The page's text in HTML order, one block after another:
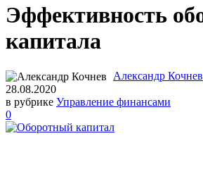
Эффективность
капитала
Александр Кочнев
28.08.2020
в рубрике Управление финансами
0